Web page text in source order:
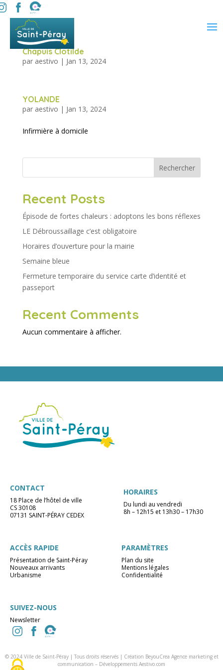
Chapuis Clotilde
par aestivo | Jan 13, 2024
YOLANDE
par aestivo | Jan 13, 2024
Infirmière à domicile
Rechercher
Recent Posts
Épisode de fortes chaleurs : adoptons les bons réflexes
LE Débroussaillage c’est obligatoire
Horaires d’ouverture pour la mairie
Semaine bleue
Fermeture temporaire du service carte d’identité et
passeport
Recent Comments
Aucun commentaire à afficher.
CONTACT
18 Place de l’hôtel de ville
CS 30108
07131 SAINT-PÉRAY CEDEX
HORAIRES
Du lundi au vendredi
8h – 12h15 et 13h30 – 17h30
ACCÈS RAPIDE
Présentation de Saint-Péray
Nouveaux arrivants
Urbanisme
PARAMÈTRES
Plan du site
Mentions légales
Confidentialité
SUIVEZ-NOUS
Newsletter
© 2024 Ville de Saint-Péray | Tous droits réservés | Création BeyouCrea Agence marketing et
communication – Développements Aestivo.com